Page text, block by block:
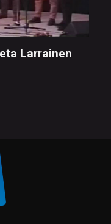
Larrainen